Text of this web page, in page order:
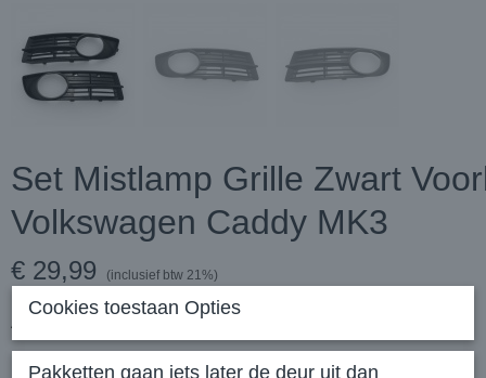
Set Mistlamp Grille Zwart
Volkswagen Caddy MK3
€ 29,99 (inclusief btw 21%)
Aantal
Cookies toestaan Opties
Pakketten gaan iets later de deur uit dan